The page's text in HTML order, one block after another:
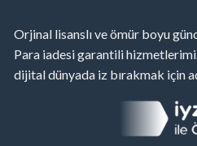
Orjinal lisanslı ve ömür boyu
Para iadesi garantili
dijital dünyada iz bırakmak için